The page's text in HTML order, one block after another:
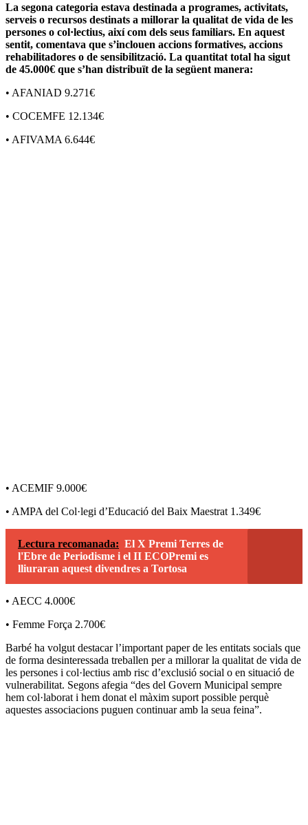
La segona categoria estava destinada a programes, activitats,
serveis o recursos destinats a millorar la qualitat de vida de les
persones o col·lectius, així com dels seus familiars. En aquest
sentit, comentava que s’inclouen accions formatives, accions
rehabilitadores o de sensibilització. La quantitat total ha sigut
de 45.000€ que s’han distribuït de la següent manera:
• AFANIAD 9.271€
• COCEMFE 12.134€
• AFIVAMA 6.644€
• ACEMIF 9.000€
• AMPA del Col·legi d’Educació del Baix Maestrat 1.349€
Lectura recomanada: El X Premi Terres de
l'Ebre de Periodisme i el II ECOPremi es
lliuraran aquest divendres a Tortosa
• AECC 4.000€
• Femme Força 2.700€
Barbé ha volgut destacar l’important paper de les entitats socials que
de forma desinteressada treballen per a millorar la qualitat de vida de
les persones i col·lectius amb risc d’exclusió social o en situació de
vulnerabilitat. Segons afegia “des del Govern Municipal sempre
hem col·laborat i hem donat el màxim suport possible perquè
aquestes associacions puguen continuar amb la seua feina”.